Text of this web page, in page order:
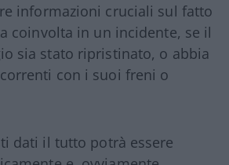
informazioni cruciali sul fatto
coinvolta in un incidente, se il
sia stato ripristinato, o abbia
con i suoi freni o
dati il tutto potrà essere